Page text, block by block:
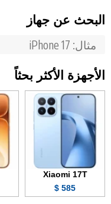
البحث عن جهاز
الأجهزة الأكثر بحثاً
Xiaomi 17T
585 $